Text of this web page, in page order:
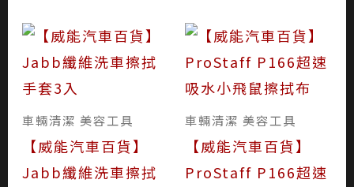
車輛清潔 美容工具
【威能汽車百貨】
Jabb纖維洗車擦拭
車輛清潔 美容工具
【威能汽車百貨】
ProStaff P166超速